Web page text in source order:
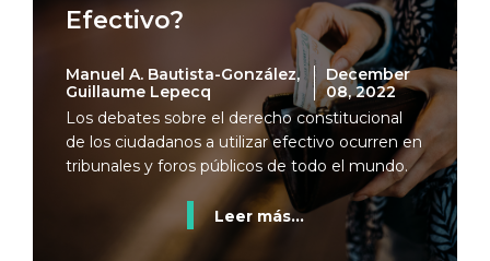
Efectivo?
Manuel A. Bautista-González,
Guillaume Lepecq
December
08, 2022
Los debates sobre el derecho constitucional
de los ciudadanos a utilizar efectivo ocurren en
tribunales y foros públicos de todo el mundo.
Leer más...